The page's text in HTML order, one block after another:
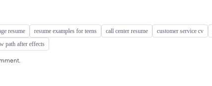
resume resume examples for teens call center resume customer service cv
path after effects